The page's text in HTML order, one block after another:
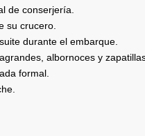
de conserjería.
su crucero.
durante el embarque.
albornoces y
formal.